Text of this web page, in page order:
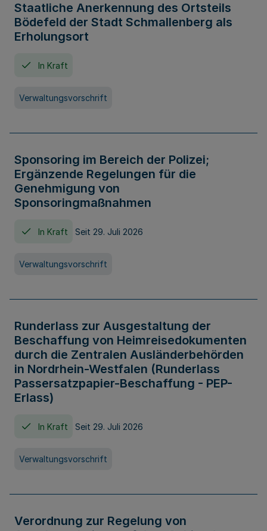
Staatliche Anerkennung des Ortsteils
Bödefeld der Stadt Schmallenberg als
Erholungsort
In Kraft
Verwaltungsvorschrift
Sponsoring im Bereich der Polizei;
Ergänzende Regelungen für die
Genehmigung von
Sponsoringmaßnahmen
In Kraft Seit 29. Juli 2026
Verwaltungsvorschrift
Runderlass zur Ausgestaltung der
Beschaffung von Heimreisedokumenten
durch die Zentralen Ausländerbehörden
in Nordrhein-Westfalen (Runderlass
Passersatzpapier-Beschaffung - PEP-
Erlass)
In Kraft Seit 29. Juli 2026
Verwaltungsvorschrift
Verordnung zur Regelung von